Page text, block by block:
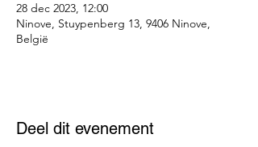
28 dec 2023, 12:00
Ninove, Stuypenberg 13, 9406 Ninove,
België
Deel dit evenement